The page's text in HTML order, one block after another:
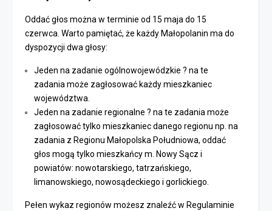
Oddać głos można w terminie od 15 maja do 15
czerwca. Warto pamiętać, że każdy Małopolanin ma do
dyspozycji dwa głosy:
Jeden na zadanie ogólnowojewódzkie ? na te
zadania może zagłosować każdy mieszkaniec
województwa.
Jeden na zadanie regionalne ? na te zadania może
zagłosować tylko mieszkaniec danego regionu np. na
zadania z Regionu Małopolska Południowa, oddać
głos mogą tylko mieszkańcy m. Nowy Sącz i
powiatów: nowotarskiego, tatrzańskiego,
limanowskiego, nowosądeckiego i gorlickiego.
Pełen wykaz regionów możesz znaleźć w Regulaminie